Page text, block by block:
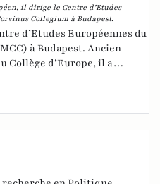
il dirige le Centre d’Etudes
Collegium à Budapest.
d’Etudes Européennes du
à Budapest. Ancien
Collège d’Europe, il a
du Commissaire à
à 2019. Twitter :